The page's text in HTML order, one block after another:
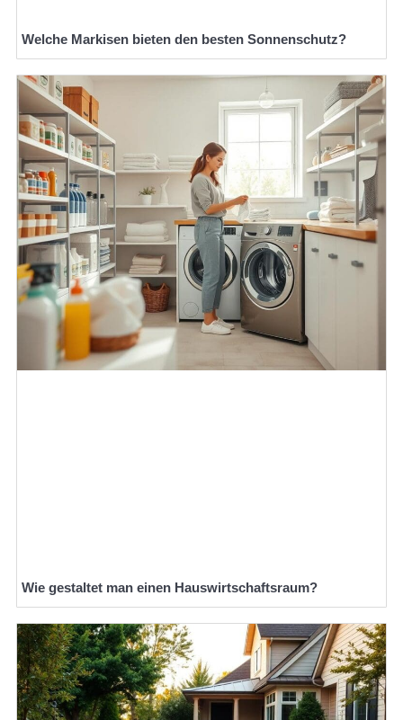
Welche Markisen bieten den besten Sonnenschutz?
Wie gestaltet man einen Hauswirtschaftsraum?